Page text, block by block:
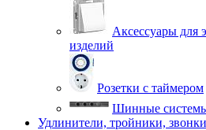
Аксессуары для
изделий
Розетки с таймером
Шинные
Удлинители, тройники,